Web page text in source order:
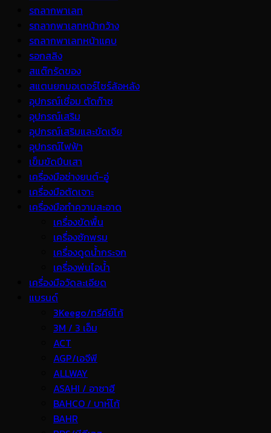
รถลากพาเลท
รถลากพาเลทหน้ากว้าง
รถลากพาเลทหน้าแคบ
รอกสลิง
สแต๊กรัดของ
สแตนยกมอเตอร์ไซร์ล้อหลัง
อุปกรณ์เชื่อม ตัดก๊าซ
อุปกรณ์เสริม
อุปกรณ์เสริมและขัดเจีย
อุปกรณ์ไฟฟ้า
เข็มขัดปีนเสา
เครื่องมือช่างยนต์-อู่
เครื่องมือตัดเจาะ
เครื่องมือทำความสะอาด
เครื่องขัดพื้น
เครื่องซักพรม
เครื่องดูดน้ำกระจก
เครื่องพ่นไอน้ำ
เครื่องมือวัดละเอียด
แบรนด์
3Keego/ทรีคีย์โก้
3M / 3 เอ็ม
ACT
AGP/เอจีพี
ALLWAY
ASAHI / อาซาฮี
BAHCO / บาห์โก้
BAHR